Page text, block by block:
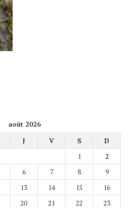
août 2026
J V S
D
1
2
6 7 8
9
13 14 15
16
20 21 22
23